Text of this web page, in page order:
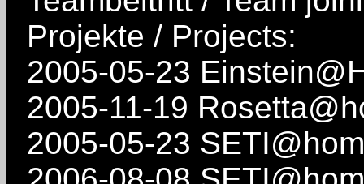
Projekte / Projects:
2005-05-23
2005-11-19
2005-05-23